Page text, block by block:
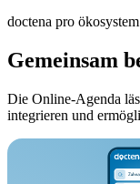
doctena pro ökosystem
Gemeinsam
Die Online-Agenda
integrieren und